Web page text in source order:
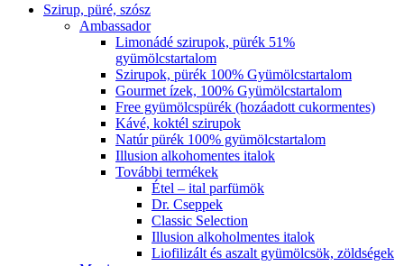
Szirup, püré, szósz
Ambassador
Limonádé szirupok, pürék 51%
gyümölcstartalom
Szirupok, pürék 100% Gyümölcstartalom
Gourmet ízek, 100% Gyümölcstartalom
Free gyümölcspürék (hozáadott cukormentes)
Kávé, koktél szirupok
Natúr pürék 100% gyümölcstartalom
Illusion alkohomentes italok
További termékek
Étel – ital parfümök
Dr. Cseppek
Classic Selection
Illusion alkoholmentes italok
Liofilizált és aszalt gyümölcsök, zöldségek